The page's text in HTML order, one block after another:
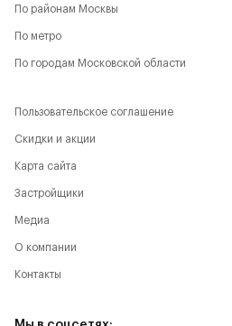
По районам Москвы
По метро
По городам Московской области
Пользовательское соглашение
Скидки и акции
Карта сайта
Застройщики
Медиа
О компании
Контакты